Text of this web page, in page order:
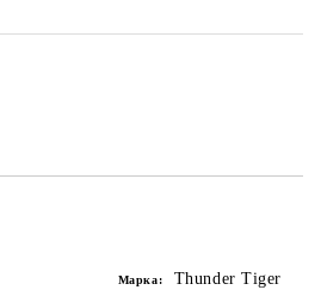
Марка: Thunder Tiger